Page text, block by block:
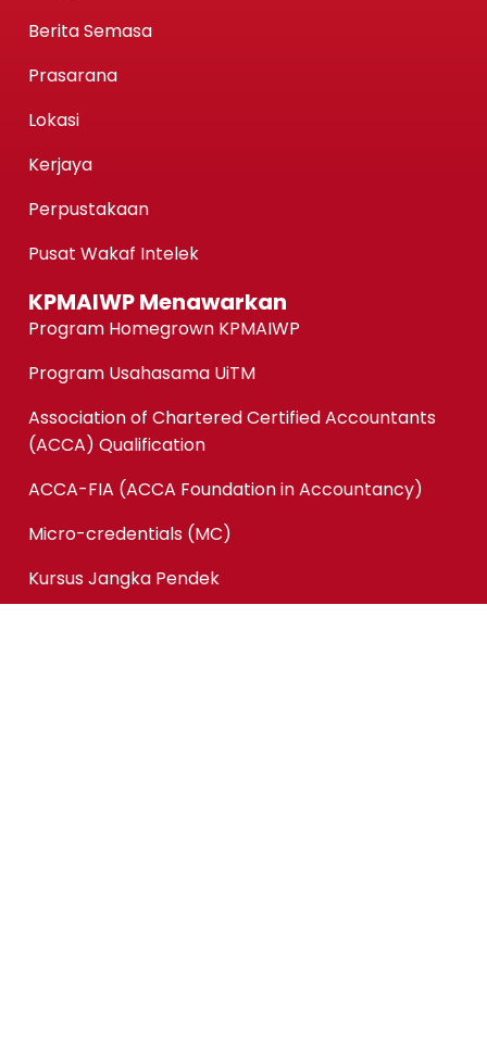
Berita Semasa
Prasarana
Lokasi
Kerjaya
Perpustakaan
Pusat Wakaf Intelek
KPMAIWP Menawarkan
Program Homegrown KPMAIWP
Program Usahasama UiTM
Association of Chartered Certified Accountants
(ACCA) Qualification
ACCA-FIA (ACCA Foundation in Accountancy)
Micro-credentials (MC)
Kursus Jangka Pendek